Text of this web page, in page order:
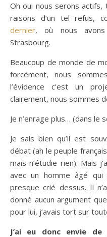
Oh oui nous serons
raisons d’un tel refus,
dernier, où nous
Strasbourg.
Beaucoup de monde de
forcément, nous
l’évidence c’est un
clairement, nous sommes
Je n’enrage plus… (dans le
Je sais bien qu’il est
débat (ah le peuple
mais n’étudie rien). Mais
avec un homme âgé qui
presque crié dessus. Il
donné aucun argument
pour lui, j’avais tort sur
J’ai eu donc envie